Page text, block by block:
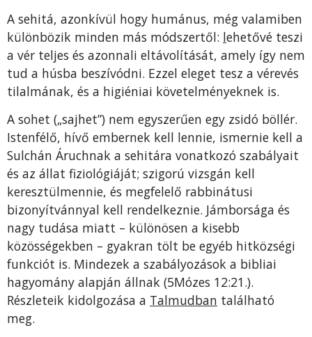
A sehitá, azonkívül hogy humánus, még valamiben
különbözik minden más módszertől: lehetővé teszi
a vér teljes és azonnali eltávolítását, amely így nem
tud a húsba beszívódni. Ezzel eleget tesz a vérevés
tilalmának, és a higiéniai követelményeknek is.
A sohet („sajhet”) nem egyszerűen egy zsidó böllér.
Istenfélő, hívő embernek kell lennie, ismernie kell a
Sulchán Áruchnak a sehitára vonatkozó szabályait
és az állat fiziológiáját; szigorú vizsgán kell
keresztülmennie, és megfelelő rabbinátusi
bizonyítvánnyal kell rendelkeznie. Jámborsága és
nagy tudása miatt – különösen a kisebb
közösségekben – gyakran tölt be egyéb hitközségi
funkciót is. Mindezek a szabályozások a bibliai
hagyomány alapján állnak (5Mózes 12:21.).
Részleteik kidolgozása a Talmudban található
meg.